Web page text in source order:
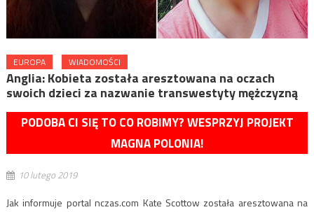
EUROPA WIADOMOŚCI
Anglia: Kobieta została aresztowana na oczach
swoich dzieci za nazwanie transwestyty mężczyzną
PODOBA CI SIĘ TO CO ROBIMY? WESPRZYJ PROJEKT
MAGNA POLONIA!
10 lutego 2019
Jak informuje portal nczas.com Kate Scottow została aresztowana na